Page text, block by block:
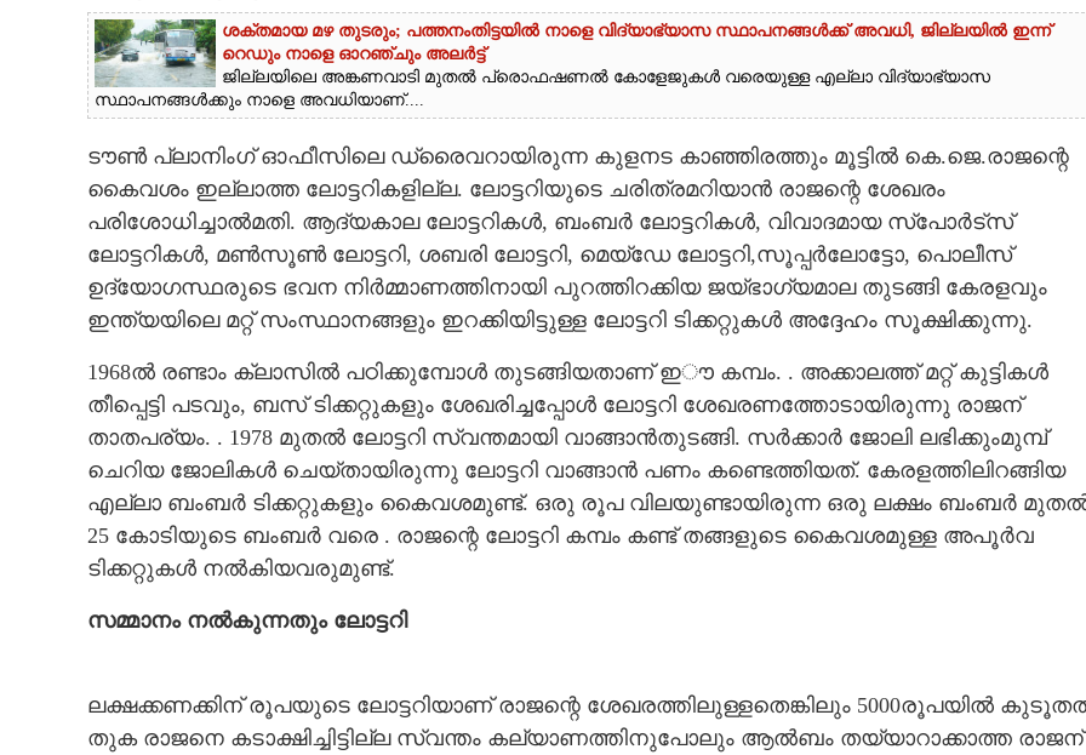
CONTACT US
ശക്തമായ മഴ തുടരും; പത്തനംതിട്ടയിൽ നാളെ വിദ്യാഭ്യാസ സ്ഥാപനങ്ങൾക്ക് അവധി,​ ജില്ലയിൽ ഇന്ന്
റെ‌ഡും നാളെ ഓറഞ്ചും അലർട്ട്
ജില്ലയിലെ അങ്കണവാടി മുതൽ പ്രൊഫഷണൽ കോളേജുകൾ വരെയുള്ള എല്ലാ വിദ്യാഭ്യാസ
സ്ഥാപനങ്ങൾക്കും നാളെ അവധിയാണ്....
ടൗൺ പ്ലാനിംഗ് ഓഫീസിലെ ഡ്രൈവറായിരുന്ന കുളനട കാഞ്ഞിരത്തും മൂട്ടിൽ കെ.ജെ.രാജന്റെ
കൈവശം ഇല്ലാത്ത ലോട്ടറികളില്ല. ലോട്ടറിയുടെ ചരിത്രമറിയാൻ രാജന്റെ ശേഖരം
പരിശോധിച്ചാൽമതി. ആദ്യകാല ലോട്ടറികൾ, ബംബർ ലോട്ടറികൾ, വിവാദമായ സ്‌പോർട്സ്
ലോട്ടറികൾ, മൺസൂൺ ലോട്ടറി, ശബരി ലോട്ടറി, മെയ്‌ഡേ ലോട്ടറി,സൂപ്പർലോട്ടോ,​ പൊലീസ്
ഉദ്യോഗസ്ഥരുടെ ഭവന നിർമ്മാണത്തിനായി പുറത്തിറക്കിയ ജയ്ഭാഗ്യമാല തുടങ്ങി കേരളവും
ഇന്ത്യയിലെ മറ്റ് സംസ്ഥാനങ്ങളും ഇറക്കിയിട്ടുള്ള ലോട്ടറി ടിക്കറ്റുകൾ അദ്ദേഹം സൂക്ഷിക്കുന്നു.
1968ൽ രണ്ടാം ക്ലാസിൽ പഠിക്കുമ്പോൾ തുടങ്ങിയതാണ് ഇൗ കമ്പം. . അക്കാലത്ത് മറ്റ് കുട്ടികൾ
തീപ്പെട്ടി പടവും, ബസ് ടിക്കറ്റുകളും ശേഖരിച്ചപ്പോൾ ലോട്ടറി ശേഖരണത്തോടായിരുന്നു രാജന്
താതപര്യം. . 1978 മുതൽ ലോട്ടറി സ്വന്തമായി വാങ്ങാൻതുടങ്ങി. സർക്കാർ‌ ജോലി ലഭിക്കുംമുമ്പ്
ചെറിയ ജോലികൾ ചെയ്തായിരുന്നു ലോട്ടറി വാങ്ങാൻ പണം കണ്ടെത്തിയത്. കേരളത്തിലിറങ്ങിയ
എല്ലാ ബംബർ ടിക്കറ്റുകളും കൈവശമുണ്ട്. ഒരു രൂപ വിലയുണ്ടായിരുന്ന ഒരു ലക്ഷം ബംബർ
25 കോടിയുടെ ബംബർ വരെ . രാജന്റെ ലോട്ടറി കമ്പം കണ്ട് തങ്ങളുടെ കൈവശമുള്ള അപൂർവ
ടിക്കറ്റുകൾ നൽകിയവരുമുണ്ട്.
സമ്മാനം നൽകുന്നതും ലോട്ടറി
ലക്ഷക്കണക്കിന് രൂപയുടെ ലോട്ടറിയാണ് രാജന്റെ ശേഖരത്തിലുള്ളതെങ്കിലും 5000രൂപയിൽ
തുക രാജനെ കടാക്ഷിച്ചിട്ടില്ല സ്വന്തം കല്യാണത്തിനുപോലും ആൽബം തയ്യാറാക്കാത്ത രാജന്